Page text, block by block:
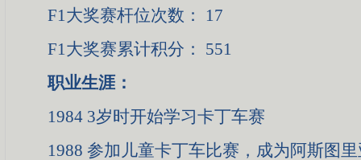
F1大奖赛杆位次数： 17
F1大奖赛累计积分： 551
职业生涯：
1984 3岁时开始学习卡丁车赛
1988 参加儿童卡丁车比赛，成为阿斯图里